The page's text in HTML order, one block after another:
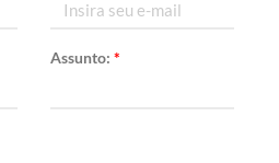
Assunto: *